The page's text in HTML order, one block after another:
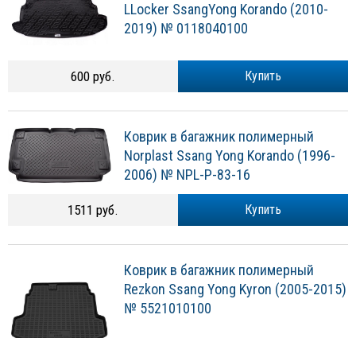
LLocker SsangYong Korando (2010-
2019) № 0118040100
Купить
600 руб.
Коврик в багажник полимерный
Norplast Ssang Yong Korando (1996-
2006) № NPL-P-83-16
Купить
1511 руб.
Коврик в багажник полимерный
Rezkon Ssang Yong Kyron (2005-2015)
№ 5521010100